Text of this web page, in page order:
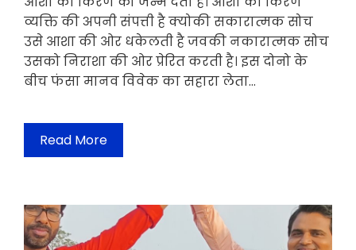
व्यक्ति की अपनी संपत्ती है क्योकी सकारात्मक सोच
उसे आशा की ओर धकेलती है जवकी नकारात्मक सोच
उसको निराशा की ओर प्रेरित करती है। इस दोनो के
बीच फंसा मानव विवेक का सहारा लेता…
Read More